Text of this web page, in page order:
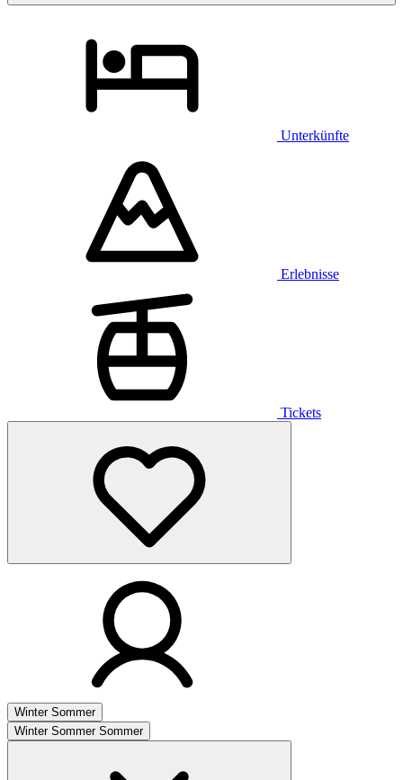
Unterkünfte
Erlebnisse
Tickets
Winter Sommer
Winter Sommer Sommer